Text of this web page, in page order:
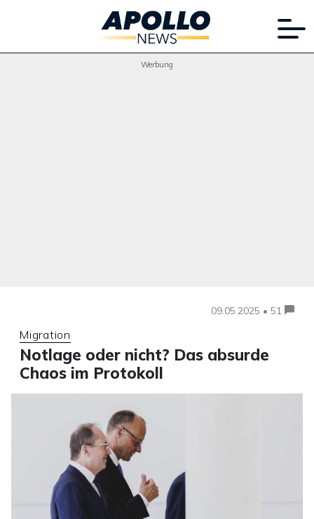
Werbung
09.05.2025 • 51
Migration
Notlage oder nicht? Das absurde
Chaos im Protokoll